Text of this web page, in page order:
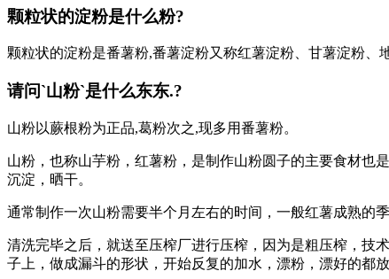
颗粒状的淀粉是什么粉?
颗粒状的淀粉是番薯粉,番薯淀粉又称红薯淀粉、甘薯淀粉、
请问`山粉`是什么东东.?
山粉以蕨根粉为正品,葛粉次之,现多用番薯粉。
山粉，也称山芋粉，红薯粉，是制作山粉圆子的主要食材也
沉淀，晒干。
通常制作一次山粉需要半个月左右的时间，一般红薯成熟的
清洗完毕之后，就送至压榨厂进行压榨，因为是粗压榨，技
子上，做成漏斗的形状，开始反复的加水，漂粉，漂好的都